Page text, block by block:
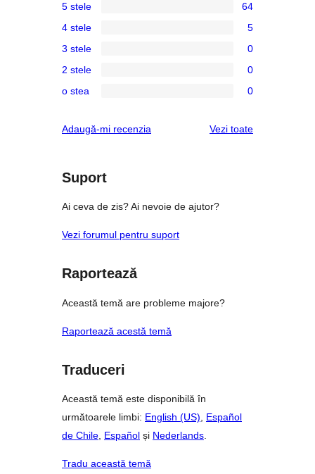
5
–
de
recenzii
5 stele 64
4
–
recenzii
4 stele 5
3
–
(stele)
3 stele 0
2
recenzii
2 stele 0
–
(stele)
o stea 0
Adaugă-mi recenzia Vezi toaterecenziile
Suport
Ai ceva de zis? Ai nevoie de ajutor?
Vezi forumul pentru suport
Raportează
Această temă are probleme majore?
Raportează acestă temă
Traduceri
Această temă este disponibilă în
următoarele limbi: English (US), Español
de Chile, Español și Nederlands.
Tradu această temă